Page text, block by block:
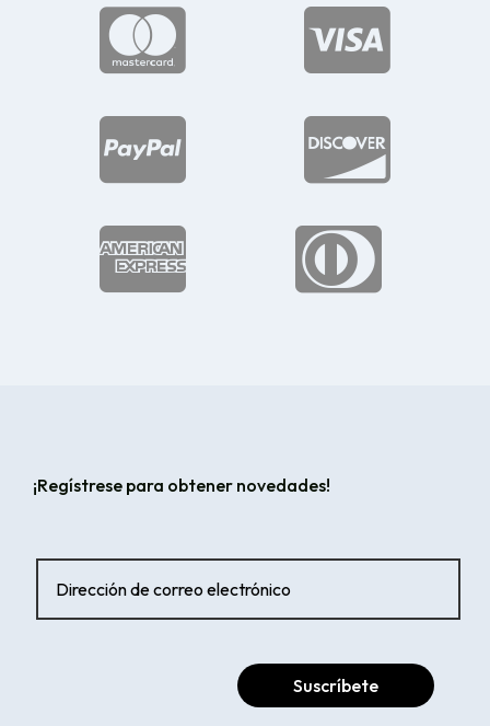






¡Regístrese para obtener novedades!
Suscríbete